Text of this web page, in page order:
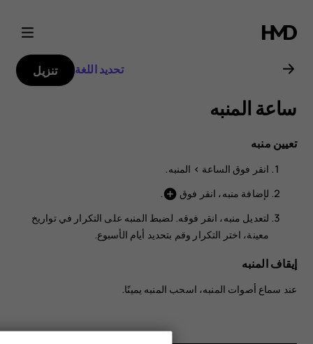
دليل
مستخدم
هاتف
Nokia
5.3
تحديد اللغة تنزيل
ساعة المنبه
تعيين منبه
انقر فوق الساعة‏‎ > المنبه.
لإضافة منبه، انقر فوق add_circle
.
لتعديل منبه، انقر فوقه. لضبط المنبه على التكرار في تواريخ
معينة، اختر التكرار وقم بتحديد أيام الأسبوع.
إيقاف المنبه
عند سماع أصوات المنبه، اسحب المنبه يمينًا.